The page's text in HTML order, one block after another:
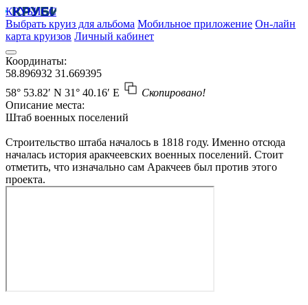
КРУБИСС
Выбрать круиз для альбома Мобильное приложение Он-лайн
карта круизов Личный кабинет
Координаты:
58.896932 31.669395
58° 53.82′ N 31° 40.16′ E
Скопировано!
Описание места:
Штаб военных поселений
Строительство штаба началось в 1818 году. Именно отсюда
началась история аракчеевских военных поселений. Стоит
отметить, что изначально сам Аракчеев был против этого
проекта.